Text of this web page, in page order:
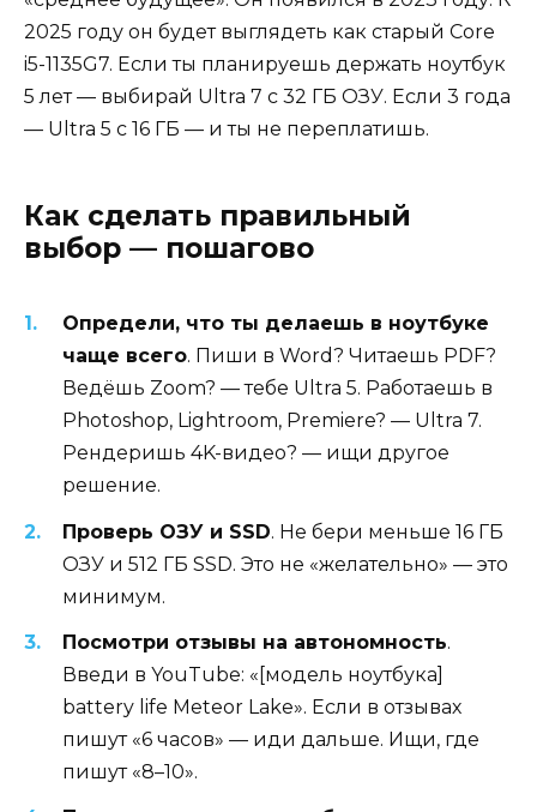
2025 году он будет выглядеть как старый Core
i5-1135G7. Если ты планируешь держать ноутбук
5 лет — выбирай Ultra 7 с 32 ГБ ОЗУ. Если 3 года
— Ultra 5 с 16 ГБ — и ты не переплатишь.
Как сделать правильный
выбор — пошагово
Определи, что ты делаешь в ноутбуке
чаще всего. Пиши в Word? Читаешь PDF?
Ведёшь Zoom? — тебе Ultra 5. Работаешь в
Photoshop, Lightroom, Premiere? — Ultra 7.
Рендеришь 4K-видео? — ищи другое
решение.
Проверь ОЗУ и SSD. Не бери меньше 16 ГБ
ОЗУ и 512 ГБ SSD. Это не «желательно» — это
минимум.
Посмотри отзывы на автономность.
Введи в YouTube: «[модель ноутбука]
battery life Meteor Lake». Если в отзывах
пишут «6 часов» — иди дальше. Ищи, где
пишут «8–10».